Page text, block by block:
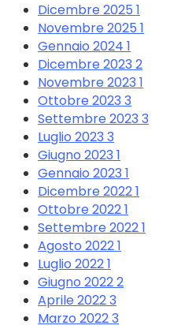
Dicembre 2025 1
Novembre 2025 1
Gennaio 2024 1
Dicembre 2023 2
Novembre 2023 1
Ottobre 2023 3
Settembre 2023 3
Luglio 2023 3
Giugno 2023 1
Gennaio 2023 1
Dicembre 20221
Ottobre 20221
Settembre 20221
Agosto 20221
Luglio 20221
Giugno 20222
Aprile 20223
Marzo 20223